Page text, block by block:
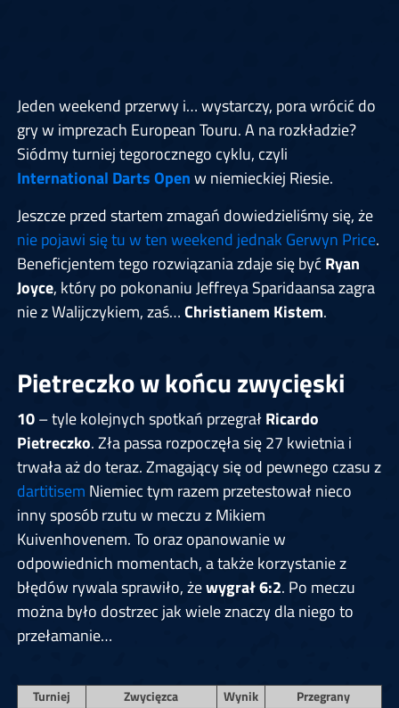
Jeden weekend przerwy i… wystarczy, pora wrócić do
gry w imprezach European Touru. A na rozkładzie?
Siódmy turniej tegorocznego cyklu, czyli
International Darts Openw niemieckiej Riesie.
Jeszcze przed startem zmagań dowiedzieliśmy się, że
nie pojawi się tu w ten weekend jednak Gerwyn Price.
Beneficjentem tego rozwiązania zdaje się byćRyan
Joyce, który po pokonaniu Jeffreya Sparidaansa zagra
nie z Walijczykiem, zaś…Christianem Kistem.
Pietreczko w końcu zwycięski
10– tyle kolejnych spotkań przegrałRicardo
Pietreczko. Zła passa rozpoczęła się 27 kwietnia i
trwała aż do teraz. Zmagający się od pewnego czasu z
dartitisem Niemiec tym razem przetestował nieco
inny sposób rzutu w meczu z Mikiem
Kuivenhovenem. To oraz opanowanie w
odpowiednich momentach, a także korzystanie z
błędów rywala sprawiło, żewygrał 6:2. Po meczu
można było dostrzec jak wiele znaczy dla niego to
przełamanie…
Turniej Zwycięzca Wynik
Przegrany